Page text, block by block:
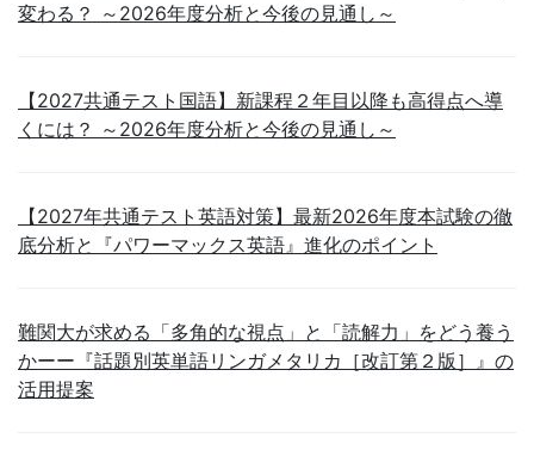
変わる？ ～2026年度分析と今後の見通し～
【2027共通テスト国語】新課程２年目以降も高得点へ導
くには？ ～2026年度分析と今後の見通し～
【2027年共通テスト英語対策】最新2026年度本試験の徹
底分析と『パワーマックス英語』進化のポイント
難関大が求める「多角的な視点」と「読解力」をどう養う
かーー『話題別英単語リンガメタリカ［改訂第２版］』の
活用提案